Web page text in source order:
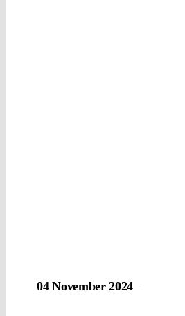
04 November 2024